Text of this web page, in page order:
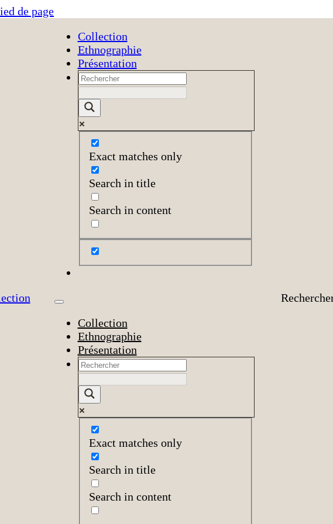
de page
Collection
Ethnographie
Présentation
Exact matches only
Search in title
Search in content
Collection
Ethnographie
Présentation
Exact matches only
Search in title
Search in content